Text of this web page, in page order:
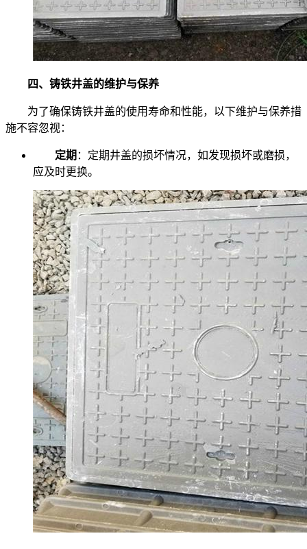
四、铸铁井盖的维护与保养
为了确保铸铁井盖的使用寿命和性能，以下维护与保养措
施不容忽视：
定期 ：定期井盖的损坏情况，如发现损坏或磨损，
应及时更换。